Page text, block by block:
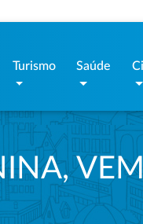
Turismo Saúde